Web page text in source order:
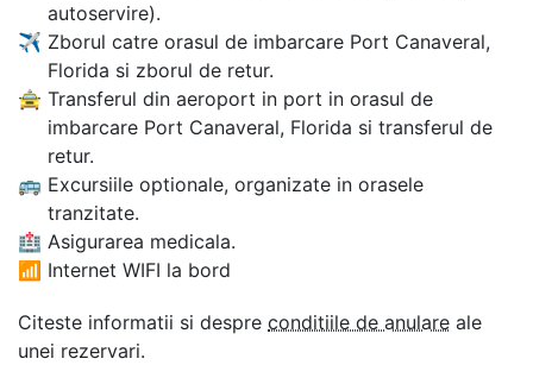
autoservire).
✈ Zborul catre orasul de imbarcare Port Canaveral,
Florida si zborul de retur.
🚖 Transferul din aeroport in port in orasul de
imbarcare Port Canaveral, Florida si transferul de
retur.
🚌 Excursiile optionale, organizate in orasele
tranzitate.
🏥 Asigurarea medicala.
📶 Internet WIFI la bord
Citeste informatii si despre conditiile de anulare ale
unei rezervari.